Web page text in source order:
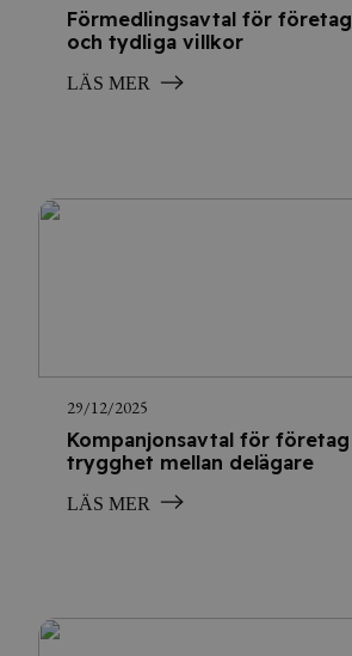
Förmedlingsavtal för
och tydliga villkor
LÄS MER
29/12/2025
Kompanjonsavtal för företag
trygghet mellan delägare
LÄS MER